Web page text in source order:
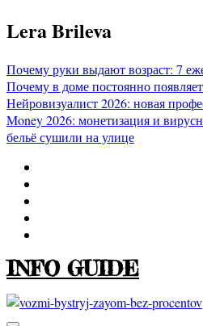
Перейти
к
Lera Brileva
Почему руки выдают возраст: 7
Почему в доме постоянно
Нейровизуалист 2026: новая
Money 2026: монетизация и
бельё сушили на улице
INFO GUIDE